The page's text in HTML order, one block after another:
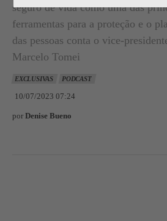
seguro de vida como uma das
ferramentas para a proteção e o
das pessoas conta o vice-
Marcelo Tomei
EXCLUSIVAS PODCAST
10/07/2023 07:24
por Denise Bueno